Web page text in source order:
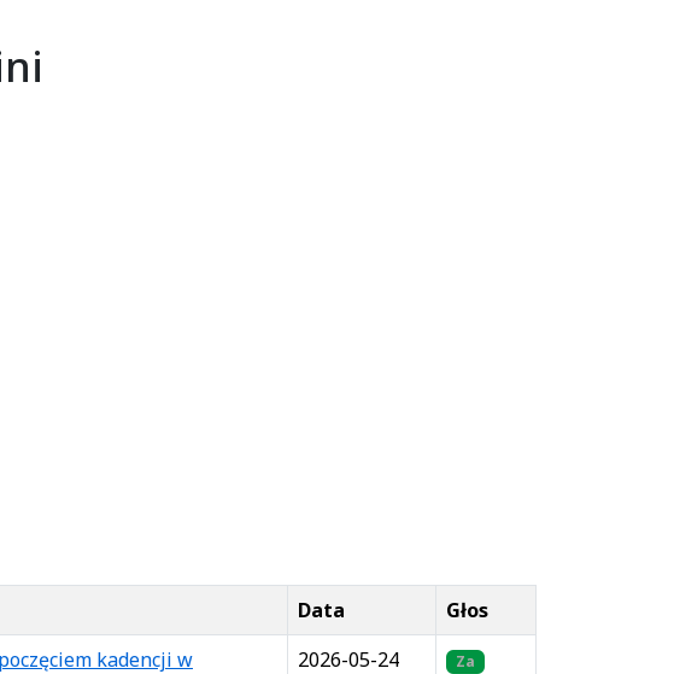
Data
Głos
kadencji w
2026-05-24
Za